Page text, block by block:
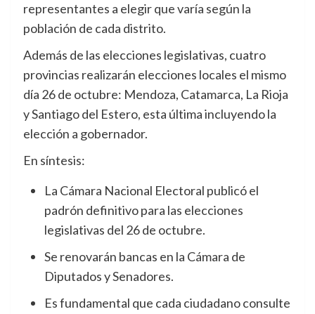
representantes a elegir que varía según la
población de cada distrito.
Además de las elecciones legislativas, cuatro
provincias realizarán elecciones locales el mismo
día 26 de octubre: Mendoza, Catamarca, La Rioja
y Santiago del Estero, esta última incluyendo la
elección a gobernador.
En síntesis:
La Cámara Nacional Electoral publicó el
padrón definitivo para las elecciones
legislativas del 26 de octubre.
Se renovarán bancas en la Cámara de
Diputados y Senadores.
Es fundamental que cada ciudadano consulte